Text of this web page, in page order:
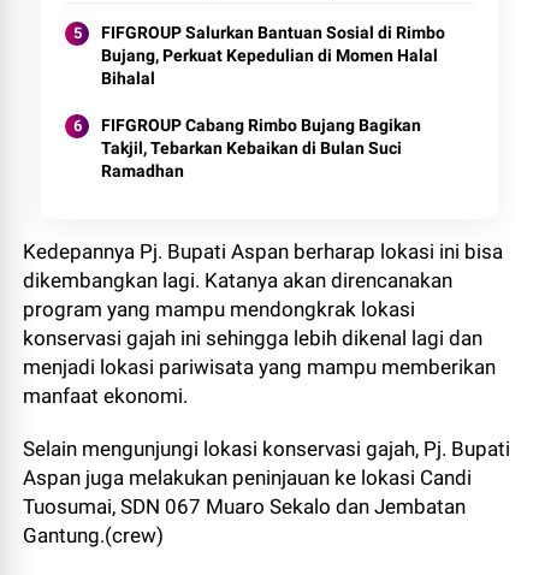
FIFGROUP Salurkan Bantuan Sosial di Rimbo
Bujang, Perkuat Kepedulian di Momen Halal
Bihalal
FIFGROUP Cabang Rimbo Bujang Bagikan
Takjil, Tebarkan Kebaikan di Bulan Suci
Ramadhan
Kedepannya Pj. Bupati Aspan berharap lokasi ini bisa
dikembangkan lagi. Katanya akan direncanakan
program yang mampu mendongkrak lokasi
konservasi gajah ini sehingga lebih dikenal lagi dan
menjadi lokasi pariwisata yang mampu memberikan
manfaat ekonomi.
Selain mengunjungi lokasi konservasi gajah, Pj. Bupati
Aspan juga melakukan peninjauan ke lokasi Candi
Tuosumai, SDN 067 Muaro Sekalo dan Jembatan
Gantung.(crew)